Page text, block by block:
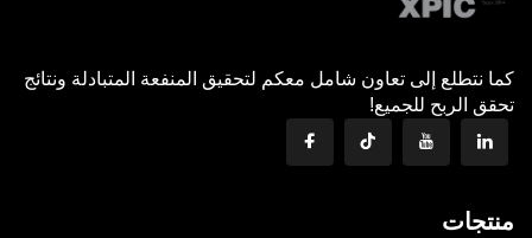
كما نتطلع إلى تعاون شامل معكم لتحقيق المنفعة المتبادلة ونتائج
تحقق الربح للجميع!
منتجات